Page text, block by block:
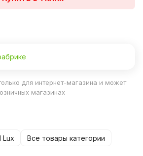
для интернет-магазина и может
магазинах
Lux Все товары категории